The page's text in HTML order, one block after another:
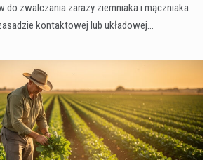
do zwalczania zarazy ziemniaka i mączniaka
kontaktowej lub układowej…